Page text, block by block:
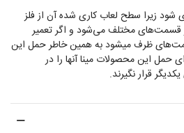
شود زیرا سطح لعاب کاری شده آن از فلز
مختلف می‌شود و اگر تعمیر
ظرف میشود به همین خاطر حمل این
حمل این محصولات مینا آنها را در
قرار نگیرند.